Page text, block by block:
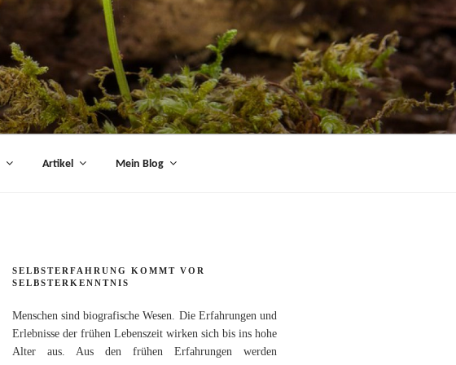
Artikel Mein Blog
SELBSTERFAHRUNG KOMMT VOR
SELBSTERKENNTNIS
Menschen sind biografische Wesen. Die Erfahrungen und
Erlebnisse der frühen Lebenszeit wirken sich bis ins hohe
Alter aus. Aus den frühen Erfahrungen werden